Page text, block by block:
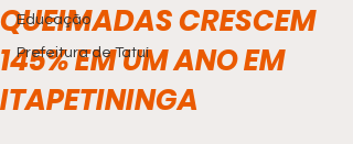
Educação
Prefeitura de Tatuí
QUEIMADAS CRESCEM
145% EM UM ANO EM
ITAPETININGA